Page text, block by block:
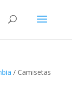
/ Camisetas